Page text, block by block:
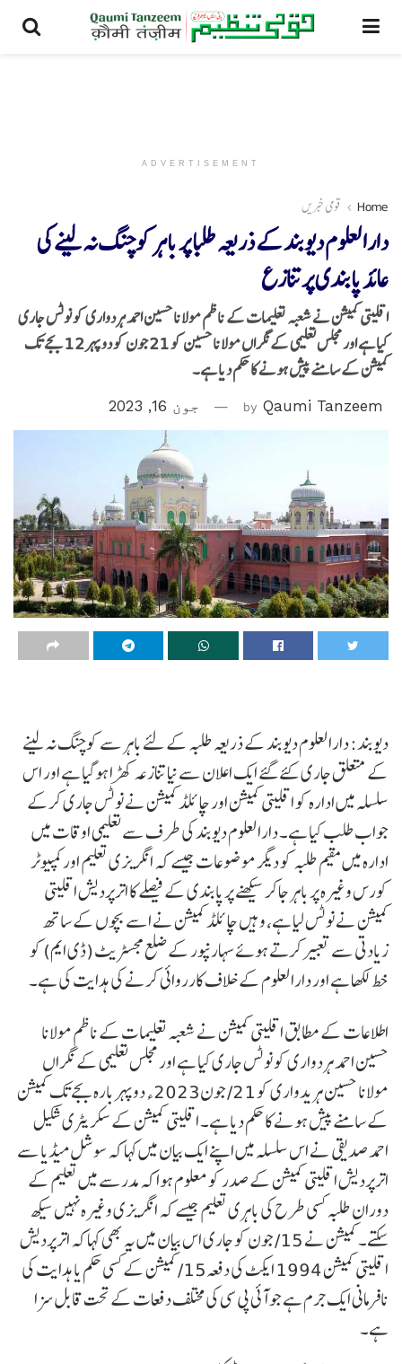
ADVERTISEMENT
Home قومی خبریں
دارالعلوم دیوبند کے ذریعہ طلبا پر باہر کوچنگ نہ لینے کی
عائد پابندی پر تنازع
اقلیتی کمیشن نے شعبہ تعلیمات کے ناظم مولانا حسین احمد ہردواری کو نوٹس جاری
کیا ہے اور مجلس تعلیمی کے نگراں مولانا حسین کو 21 جون کو دوپہر 12 بجے تک
کمیشن کے سامنے پیش ہونے کا حکم دیا ہے۔
by Qaumi Tanzeem جون 16, 2023
دیوبند: دارالعلوم دیوبند کے ذریعہ طلبہ کے لئے باہر سے کوچنگ نہ لینے
کے متعلق جاری کئے گئے ایک اعلان سے نیا تنازعہ کھڑا ہوگیا ہے اور اس
سلسلہ میں ادارہ کو اقلیتی کمیشن اور چائلڈ کمیشن نے نوٹس جاری کرکے
جواب طلب کیا ہے۔ دارالعلوم دیوبند کی طرف سے تعلیمی اوقات میں
ادارہ میں مقیم طلبہ کو دیگر موضوعات جیسے کہ انگریزی تعلیم اور کمپیوٹر
کورس وغیرہ پر باہر جاکر سیکھنے پر پابندی کے فیصلے کا اترپردیش اقلیتی
کمیشن نے نوٹس لیا ہے، وہیں چائلڈ کمیشن نے اسے بچوں کے ساتھ
زیادتی سے تعبیر کرتے ہوئے سہارنپور کے ضلع مجسٹریٹ (ڈی ایم) کو
خط لکھا ہے اور دارالعلوم کے خلاف کارروائی کرنے کی ہدایت کی ہے۔
اطلاعات کے مطابق اقلیتی کمیشن نے شعبہ تعلیمات کے ناظم مولانا
حسین احمد ہردواری کو نوٹس جاری کیا ہے اور مجلس تعلیمی کے نگراں
مولانا حسین ہریدواری کو 21/ جون2023ء دوپہر بارہ بجے تک کمیشن
کے سامنے پیش ہونے کا حکم دیا ہے۔ اقلیتی کمیشن کے سکریٹری شکیل
احمد صدیقی نے اس سلسلہ میں اپنے ایک بیان میں کہا کہ سوشل میڈیا سے
اترپردیش اقلیتی کمیشن کے صدر کو معلوم ہوا کہ مدرسے میں تعلیم کے
دوران طلبہ کسی طرح کی باہری تعلیم جیسے کہ انگریزی وغیرہ نہیں سیکھ
سکتے۔ کمیشن نے 15/ جون کو جاری اس بیان میں یہ بھی کہا کہ اترپردیش
اقلیتی کمیشن 1994 ایکٹ کی دفعہ15/ کمیشن کے کسی حکم یا ہدایت کی
نافرمانی ایک جرم ہے جو آئی پی سی کی مختلف دفعات کے تحت قابل سزا
ہے۔